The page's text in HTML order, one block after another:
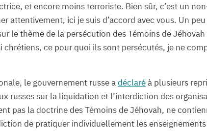
et encore moins terroriste. Bien sûr, c’est un
attentivement, ici je suis d’accord avec vous. Un
le thème de la persécution des Témoins de Jéhovah
chrétiens, ce pour quoi ils sont persécutés, je ne
le gouvernement russe adéclaréà plusieurs
russes sur la liquidation et l’interdiction des
pas la doctrine des Témoins de Jéhovah, ne
de pratiquer individuellement les